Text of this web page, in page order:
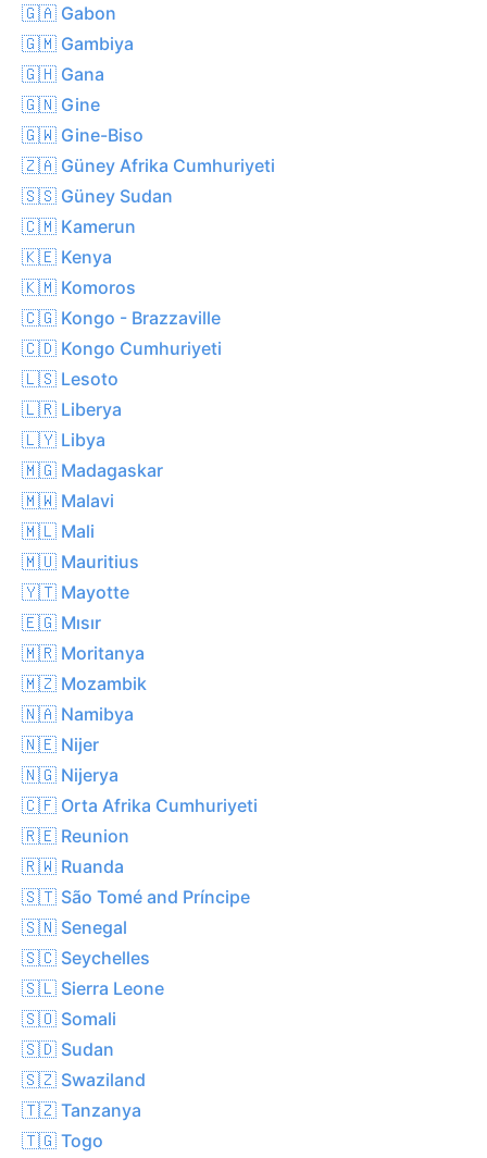
🇬🇦 Gabon
🇬🇲 Gambiya
🇬🇭 Gana
🇬🇳 Gine
🇬🇼 Gine-Biso
🇿🇦 Güney Afrika Cumhuriyeti
🇸🇸 Güney Sudan
🇨🇲 Kamerun
🇰🇪 Kenya
🇰🇲 Komoros
🇨🇬 Kongo - Brazzaville
🇨🇩 Kongo Cumhuriyeti
🇱🇸 Lesoto
🇱🇷 Liberya
🇱🇾 Libya
🇲🇬 Madagaskar
🇲🇼 Malavi
🇲🇱 Mali
🇲🇺 Mauritius
🇾🇹 Mayotte
🇪🇬 Mısır
🇲🇷 Moritanya
🇲🇿 Mozambik
🇳🇦 Namibya
🇳🇪 Nijer
🇳🇬 Nijerya
🇨🇫 Orta Afrika Cumhuriyeti
🇷🇪 Reunion
🇷🇼 Ruanda
🇸🇹 São Tomé and Príncipe
🇸🇳 Senegal
🇸🇨 Seychelles
🇸🇱 Sierra Leone
🇸🇴 Somali
🇸🇩 Sudan
🇸🇿 Swaziland
🇹🇿 Tanzanya
🇹🇬 Togo